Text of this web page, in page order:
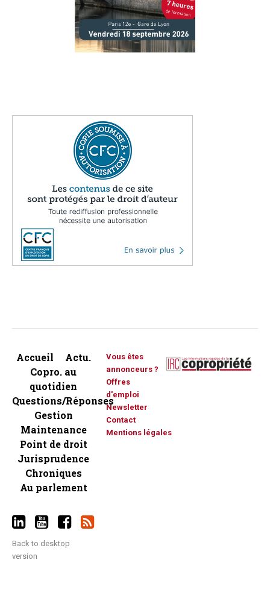
Accueil
Actu.
Copro. au
quotidien
Questions/Réponses
Gestion
Maintenance
Point de droit
Jurisprudence
Chroniques
Au parlement
Vous êtes
annonceurs ?
Offres
d'emploi
Newsletter
Contact
Mentions légales
Back to desktop
version